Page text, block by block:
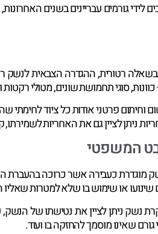
לידי גורמים עבריינים בשנים
רטורית, ההגדרה הצבאית לנשק
סוגי תחמושת שונים, מטולי רקטות
וחיתום פרטני אודות כל ציוד
ניתן לציין גם את האחריות
המשפטי
כעבירה אשר כרוכה בהעברת
או שימוש בו שלא למטרות שאליו
נשק ניתן לציין את נטישתו של הנשק,
שאינו מוסמך להחזקה בו ועוד.